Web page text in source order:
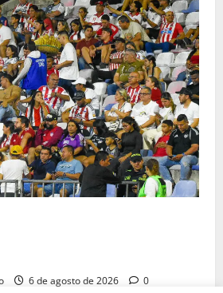
6 de agosto de 2026 0